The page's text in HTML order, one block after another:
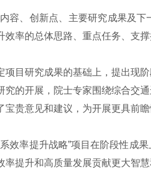
、创新点、主要研究成果及下
率的总体思路、重点任务、支撑
研究成果的基础上，提出现
的开展，院士专家围绕综合交
贵意见和建议，为开展更具前瞻
率提升战略”项目在阶段性成
提升和高质量发展贡献更大智慧